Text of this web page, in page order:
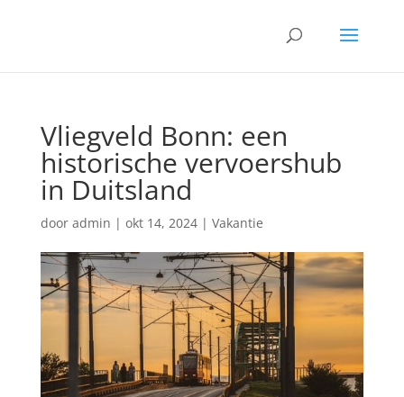
Vliegveld Bonn: een
historische vervoershub
in Duitsland
door admin | okt 14, 2024| Vakantie